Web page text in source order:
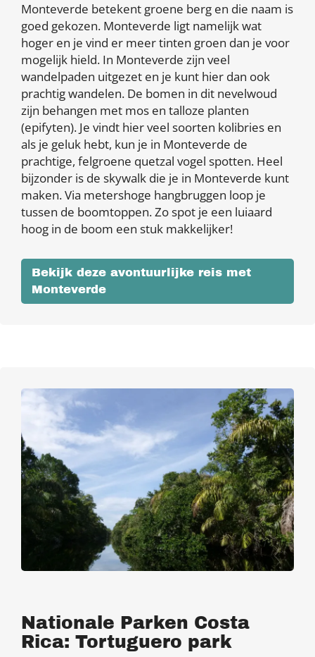
Monteverde betekent groene berg en die naam is
goed gekozen. Monteverde ligt namelijk wat
hoger en je vind er meer tinten groen dan je voor
mogelijk hield. In Monteverde zijn veel
wandelpaden uitgezet en je kunt hier dan ook
prachtig wandelen. De bomen in dit nevelwoud
zijn behangen met mos en talloze planten
(epifyten). Je vindt hier veel soorten kolibries en
als je geluk hebt, kun je in Monteverde de
prachtige, felgroene quetzal vogel spotten. Heel
bijzonder is de skywalk die je in Monteverde kunt
maken. Via metershoge hangbruggen loop je
tussen de boomtoppen. Zo spot je een luiaard
hoog in de boom een stuk makkelijker!
Bekijk deze avontuurlijke reis met
Monteverde
Nationale Parken Costa
Rica: Tortuguero park